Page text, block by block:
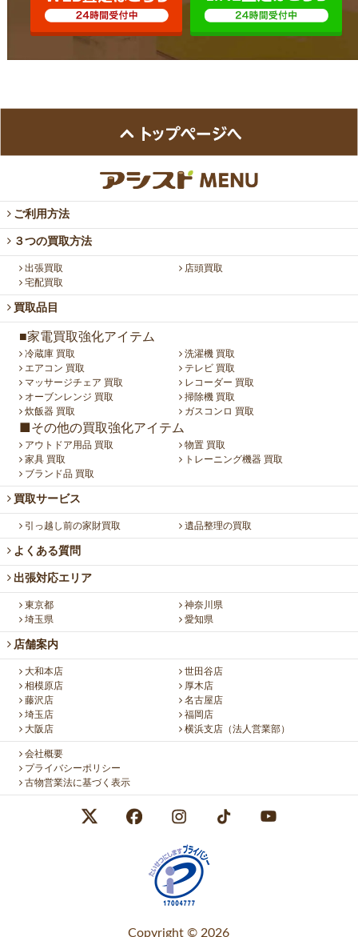
ご利用方法
３つの買取方法
出張買取
店頭買取
宅配買取
買取品目
■家電買取強化アイテム
冷蔵庫 買取
洗濯機 買取
エアコン 買取
テレビ 買取
マッサージチェア 買取
レコーダー 買取
オーブンレンジ 買取
掃除機 買取
炊飯器 買取
ガスコンロ 買取
■その他の買取強化アイテム
アウトドア用品 買取
物置 買取
家具 買取
トレーニング機器 買取
ブランド品 買取
買取サービス
引っ越し前の家財買取 遺品整理の買取
よくある質問
出張対応エリア
東京都
神奈川県
埼玉県
愛知県
店舗案内
大和本店
世田谷店
相模原店
厚木店
藤沢店
名古屋店
埼玉店
福岡店
大阪店
横浜支店（法人営業部）
会社概要
プライバシーポリシー
古物営業法に基づく表示
Copyright © 2026